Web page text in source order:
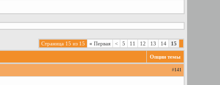
Страница 15 из 15 « Первая < 5 11 12 13 14 15
Опции темы
#141